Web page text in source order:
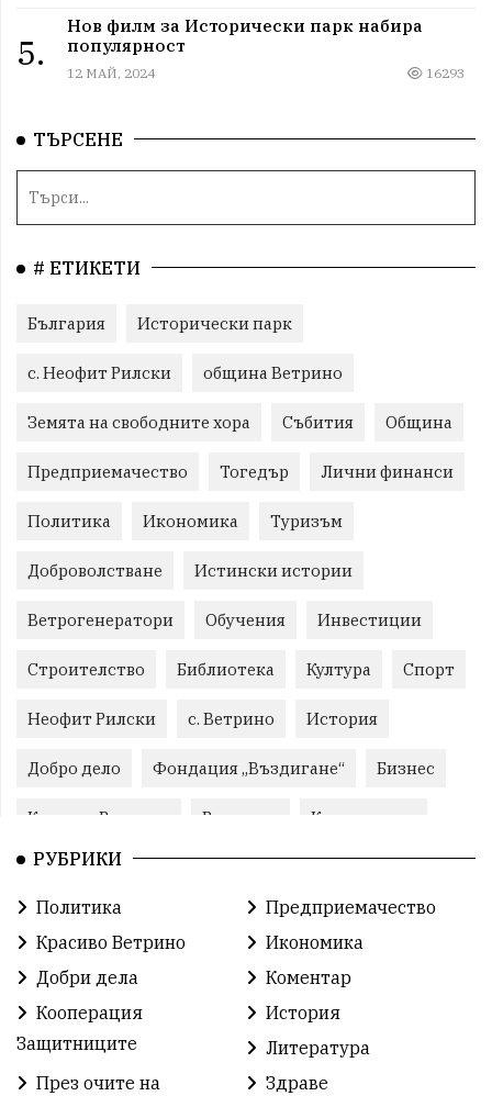
5.
Нов филм за Исторически парк набира
популярност
12 МАЙ, 2024 16293
ТЪРСЕНЕ
# ЕТИКЕТИ
България Исторически парк
с. Неофит Рилски община Ветрино
Земята на свободните хора Събития Община
Предприемачество Тогедър Лични финанси
Политика Икономика Туризъм
Доброволстване Истински истории
Ветрогенератори Обучения Инвестиции
Строителство Библиотека Култура Спорт
Неофит Рилски с. Ветрино История
Добро дело Фондация „Въздигане“ Бизнес
Красиво Ветрино Развитие Криминално
Фондация Въздигане
Автосъбитие Празници Розариумът
Партия "Величие" Здраве
СУ „Христо Ботев“ – Ветрино Вълчи дол
Свят
РУБРИКИ
Политика
Предприемачество
Красиво Ветрино
Икономика
Добри дела
Коментар
Кооперация
Защитниците
История
Литература
През очите на
Здраве